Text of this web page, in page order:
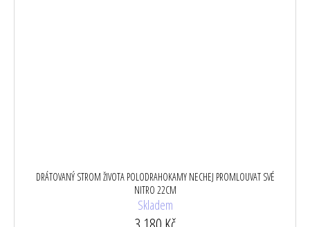
DRÁTOVANÝ STROM ŽIVOTA POLODRAHOKAMY NECHEJ PROMLOUVAT SVÉ
NITRO 22CM
Skladem